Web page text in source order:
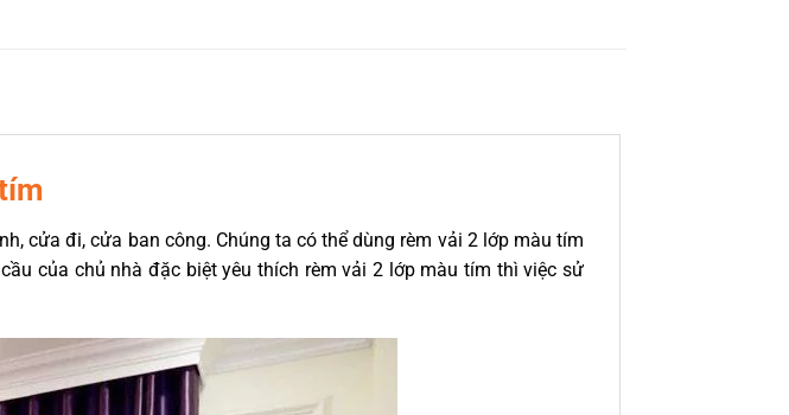
cửa đi, cửa ban công. Chúng ta có thể dùng rèm vải 2 lớp màu tím
của chủ nhà đặc biệt yêu thích rèm vải 2 lớp màu tím thì việc sử